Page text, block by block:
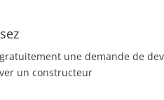
une demande de
un constructeur